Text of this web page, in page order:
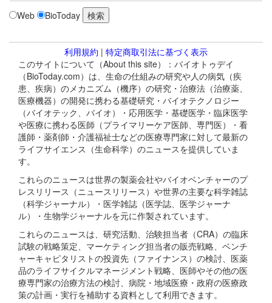
Web BioToday
利用規約 | 特定商取引法に基づく表示
このサイトについて（About this site）：バイオトゥデイ
（BioToday.com）は、生命の仕組みの研究や人の病気（疾
患、疾病）のメカニズム（機序）の研究・治療法（治療薬、
医療機器）の開発に携わる基礎研究・バイオテクノロジー
（バイオテック、バイオ）・応用医学・基礎医学・臨床医学
や医療に携わる医師（プライマリーケア医師、専門医）・看
護師・薬剤師・介護福祉士などの医療専門家に対して最新の
ライフサイエンス（生命科学）のニュースを提供していま
す。
これらのニュースは世界の製薬会社やバイオベンチャーのプ
レスリリース（ニュースリリース）や世界の主要な科学雑誌
（科学ジャーナル）・医学雑誌（医学誌、医学ジャーナ
ル）・生物学ジャーナルを元に作製されています。
これらのニュースは、研究活動、治験担当者（CRA）の臨床
試験の戦略策定、マーケティング担当者の販売戦略、ベンチ
ャーキャピタリストの投資先（ファイナンス）の検討、医薬
品のライフサイクルマネージメント戦略、医師やその他の医
療専門家の治療方法の検討、病院・地域医療・政府の医療政
策の計画・実行を補助する資料として利用できます。